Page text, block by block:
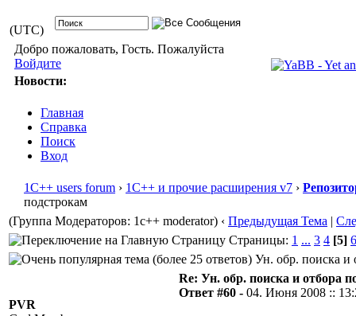
(UTC)
Добро пожаловать, Гость. Пожалуйста
Войдите
Новости:
Главная
Справка
Поиск
Вход
1С++ users forum › 1С++ и прочие расширения v7 ›
подстрокам
(Группа Модераторов: 1c++ moderator) ‹ Предыдущая Тема |
Страницы: 1 ... 3 4 [5] 6
Ун. обр. поиска и
PVR
Re: Ун. обр. поиска и отбора
Ответ #60 - 04. Июня 2008 ::